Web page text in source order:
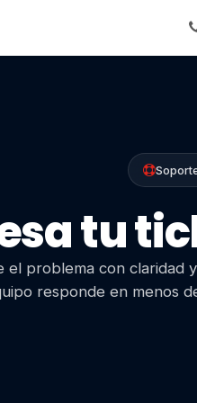
tu
el problema con claridad
responde en menos